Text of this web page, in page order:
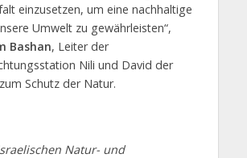
einzusetzen, um eine nachhaltige
Umwelt zu gewährleisten“,
Bashan, Leiter der
Nili und David der
Schutz der Natur.
Natur- und